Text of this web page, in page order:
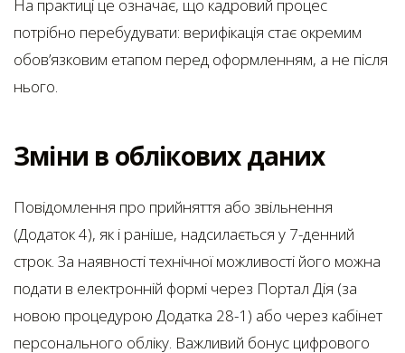
На практиці це означає, що кадровий процес
потрібно перебудувати: верифікація стає окремим
обов’язковим етапом перед оформленням, а не після
нього.
Зміни в облікових даних
Повідомлення про прийняття або звільнення
(Додаток 4), як і раніше, надсилається у 7-денний
строк. За наявності технічної можливості його можна
подати в електронній формі через Портал Дія (за
новою процедурою Додатка 28-1) або через кабінет
персонального обліку. Важливий бонус цифрового